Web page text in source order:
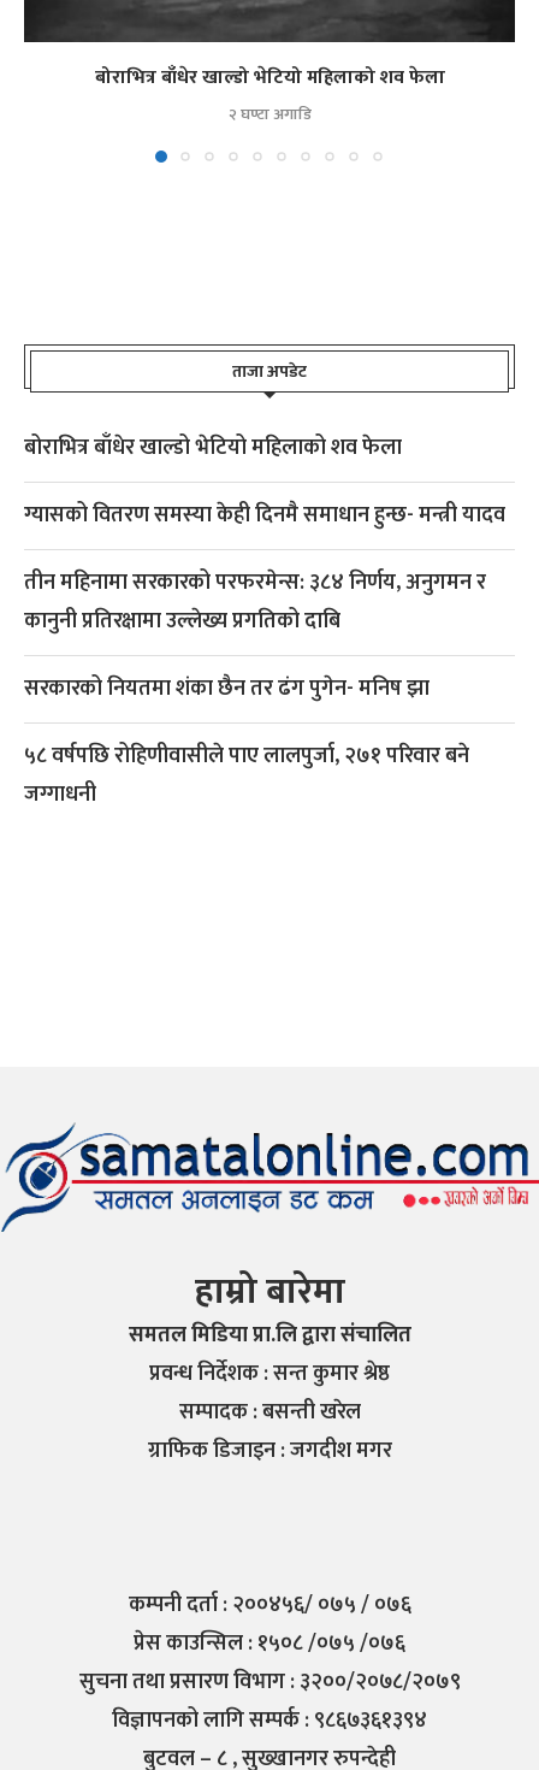
बोराभित्र बाँधेर खाल्डो भेटियो महिलाको शव फेला
२ घण्टा अगाडि
ताजा अपडेट
बोराभित्र बाँधेर खाल्डो भेटियो महिलाको शव फेला
ग्यासको वितरण समस्या केही दिनमै समाधान हुन्छ- मन्त्री यादव
तीन महिनामा सरकारको परफरमेन्स: ३८४ निर्णय, अनुगमन र
कानुनी प्रतिरक्षामा उल्लेख्य प्रगतिको दाबि
सरकारको नियतमा शंका छैन तर ढंग पुगेन- मनिष झा
५८ वर्षपछि रोहिणीवासीले पाए लालपुर्जा, २७१ परिवार बने
जग्गाधनी
हाम्रो बारेमा
समतल मिडिया प्रा.लि द्वारा संचालित
प्रवन्ध निर्देशक : सन्त कुमार श्रेष्ठ
सम्पादक : बसन्ती खरेल
ग्राफिक डिजाइन : जगदीश मगर
कम्पनी दर्ता : २००४५६/ ०७५ / ०७६
प्रेस काउन्सिल : १५०८ /०७५ /०७६
सुचना तथा प्रसारण विभाग : ३२००/२०७८/२०७९
विज्ञापनको लागि सम्पर्क : ९८६७३६१३९४
बुटवल – ८ , सुख्खानगर रुपन्देही